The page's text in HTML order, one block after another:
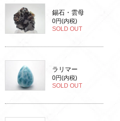
錫石・雲母
0円(内税)
SOLD OUT
ラリマー
0円(内税)
SOLD OUT